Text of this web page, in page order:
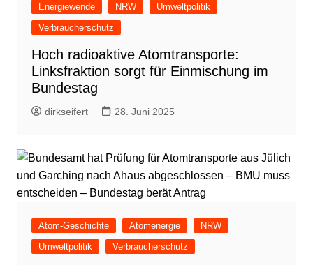
Energiewende NRW
Umweltpolitik
Verbraucherschutz
Hoch radioaktive Atomtransporte:
Linksfraktion sorgt für Einmischung im
Bundestag
dirkseifert 28. Juni 2025
Atom-Geschichte Atomenergie
NRW
Umweltpolitik
Verbraucherschutz